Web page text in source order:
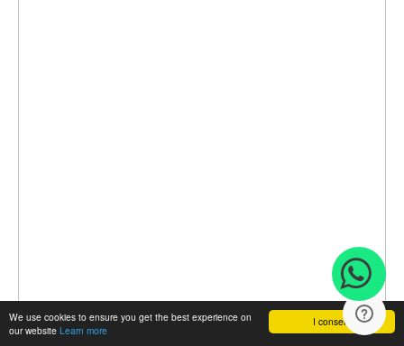
I consent
We use cookies to ensure you get the best experience on
our website Learn more